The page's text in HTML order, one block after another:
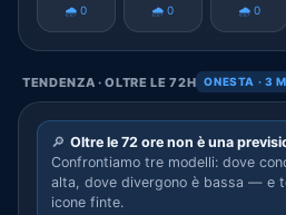
🌧️ 0 🌧️ 0 🌧️ 0
TENDENZA · OLTRE LE 72H ONESTA · 3
🔎 Oltre le 72 ore non è una
Confrontiamo tre modelli: dove
alta, dove divergono è bassa — e
icone finte.